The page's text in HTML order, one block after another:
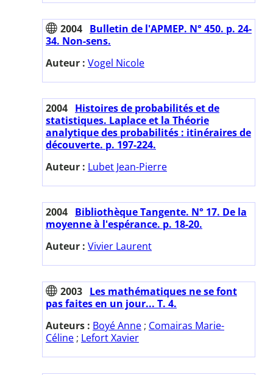
2004 Bulletin de l'APMEP. N° 450. p. 24-
34. Non-sens.
Auteur : Vogel Nicole
2004 Histoires de probabilités et de
statistiques. Laplace et la Théorie
analytique des probabilités : itinéraires de
découverte. p. 197-224.
Auteur : Lubet Jean-Pierre
2004 Bibliothèque Tangente. N° 17. De la
moyenne à l'espérance. p. 18-20.
Auteur : Vivier Laurent
2003 Les mathématiques ne se font
pas faites en un jour... T. 4.
Auteurs : Boyé Anne ; Comairas Marie-
Céline ; Lefort Xavier